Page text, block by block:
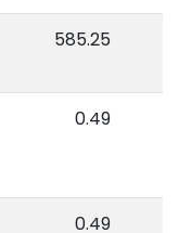
585.25
0.49
0.49